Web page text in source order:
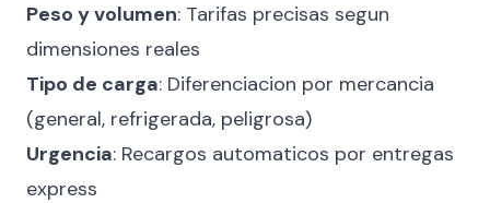
Peso y volumen: Tarifas precisas segun
dimensiones reales
Tipo de carga: Diferenciacion por mercancia
(general, refrigerada, peligrosa)
Urgencia: Recargos automaticos por entregas
express